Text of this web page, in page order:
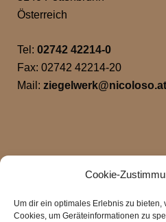
Cookie-
Um dir ein optimales Erlebnis zu
Cookies, um Geräteinformationen zu
Österreich
Tel: 02742 42214-0
Fax: 02742 42214-20
Mail: ziegelwerk@nicoloso.at